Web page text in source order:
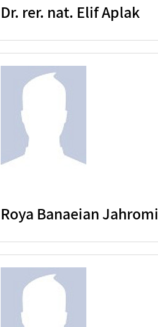
Dr. rer. nat. Elif Aplak
Roya Banaeian Jahromi